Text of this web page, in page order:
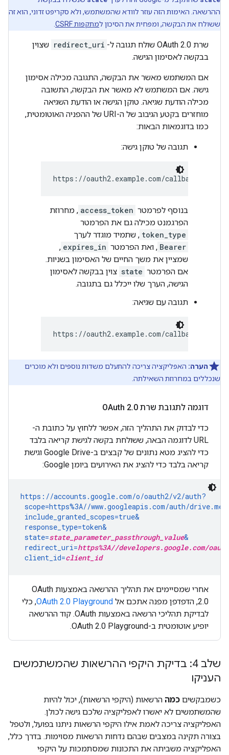
ההרשאה. האימות הזה עוזר לוודא שהמשתמש, ולא סקריפט זדוני, הוא זה
ששולח את הבקשה, ומפחית את הסיכון למתקפות CSRF
שרת OAuth 2.0 שולח תגובה ל- redirect_uri שצוין
בבקשה לאסימון הגישה.
אם המשתמש מאשר את הבקשה, התגובה מכילה אסימון
גישה. אם המשתמש לא מאשר את הבקשה, התשובה
מכילה הודעת שגיאה. טוקן הגישה או הודעת השגיאה
מוחזרים בקטע הגיבוב של ה-URI של ההפניה האוטומטית,
כמו בדוגמאות הבאות:
תגובה של טוקן גישה:
https://oauth2.example.com/
בנוסף לפרמטר access_token , מחרוזת
הפרגמנט מכילה גם את הפרמטר
token_type , שתמיד מוגדר לערך
Bearer , ואת הפרמטר expires_in
,
שמציין את משך החיים של האסימון בשניות.
אם הפרמטר state צוין בבקשה לאסימון
הגישה, הערך שלו ייכלל גם בתגובה.
תגובה עם שגיאה:
https://oauth2.example.com/
הערה: האפליקציה צריכה להתעלם משדות נוספים ולא מוכרים
שנכללים במחרוזת השאילתה.
דוגמה לתגובת שרת OAuth 2 .0
כדי לבדוק את התהליך הזה, אפשר ללחוץ על כתובת ה-
URL לדוגמה הבאה, ששולחת בקשה לגישת קריאה בלבד
כדי להציג מטא נתונים של קבצים ב-Google Drive וגישת
קריאה בלבד כדי להציג את האירועים ביומן Google:
https://accounts.google.com/o/oauth2/v2/auth?
scope=https%3A//www.googleapis.com/auth/
include_granted_scopes=true&
response_type=token&
state=state_parameter_passthrough_value&
redirect_uri=https%3A//developers.google.com/
client_id=client_id
אחרי שמסיימים את תהליך ההרשאה באמצעות OAuth
2.0, הדפדפן מפנה אתכם אל
OAuth 2.0 Playground, כלי
לבדיקת תהליכי הרשאה באמצעות OAuth. קוד ההרשאה
יופיע אוטומטית ב-OAuth 2.0 Playground.
שלב 4: בדיקת היקפי ההרשאות שהמשתמשים
העניקו
כשמבקשים כמה הרשאות (היקפי הרשאות), יכול להיות
שהמשתמשים לא יאשרו לאפליקציה שלכם גישה לכולן.
האפליקציה צריכה לאמת אילו היקפי הרשאות ניתנו בפועל, ולטפל
בצורה תקינה במצבים שבהם נדחות הרשאות מסוימות. בדרך כלל,
האפליקציה משביתה את התכונות שמסתמכות על היקפי